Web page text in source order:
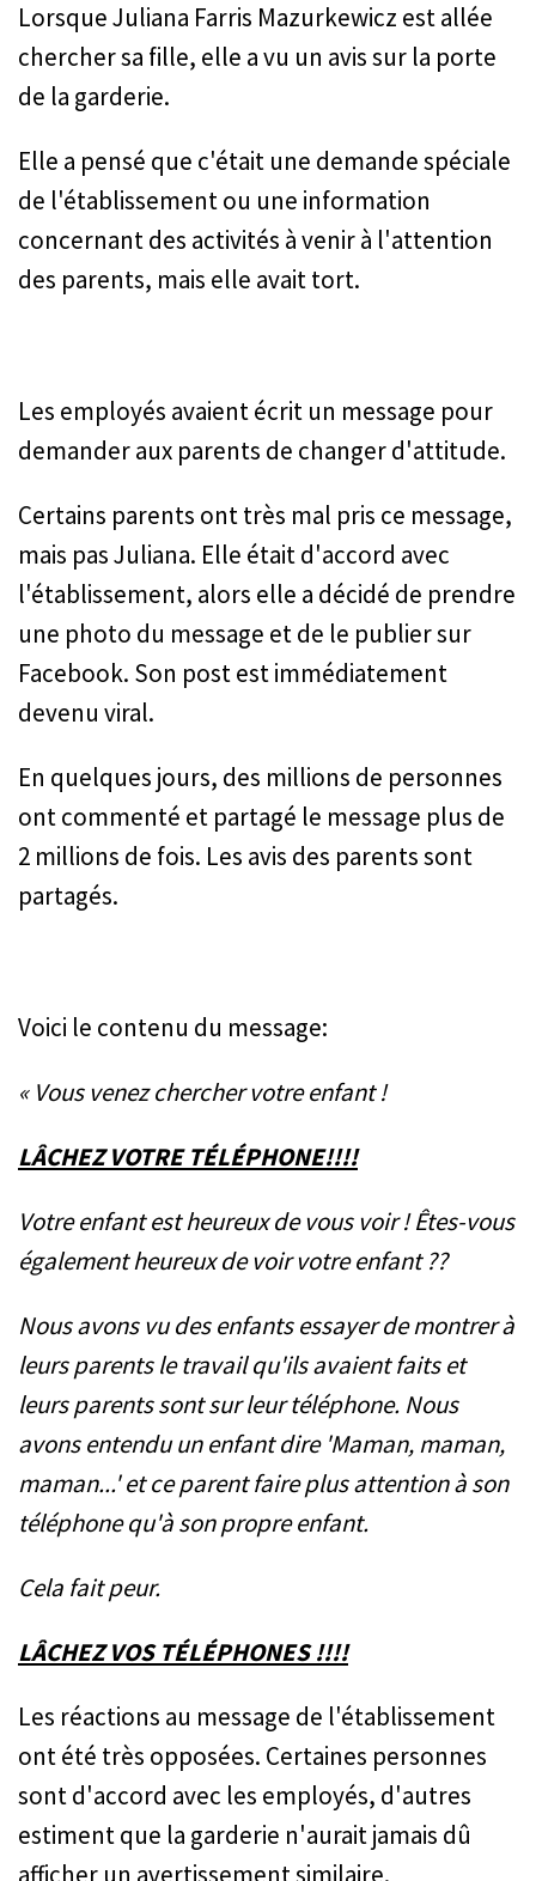
Lorsque Juliana Farris Mazurkewicz est allée
chercher sa fille, elle a vu un avis sur la porte
de la garderie.
Elle a pensé que c'était une demande spéciale
de l'établissement ou une information
concernant des activités à venir à l'attention
des parents, mais elle avait tort.
Les employés avaient écrit un message pour
demander aux parents de changer d'attitude.
Certains parents ont très mal pris ce message,
mais pas Juliana. Elle était d'accord avec
l'établissement, alors elle a décidé de prendre
une photo du message et de le publier sur
Facebook. Son post est immédiatement
devenu viral.
En quelques jours, des millions de personnes
ont commenté et partagé le message plus de
2 millions de fois. Les avis des parents sont
partagés.
Voici le contenu du message:
« Vous venez chercher votre enfant !
LÂCHEZ VOTRE TÉLÉPHONE!!!!
Votre enfant est heureux de vous voir ! Êtes-vous
également heureux de voir votre enfant ??
Nous avons vu des enfants essayer de montrer à
leurs parents le travail qu'ils avaient faits et
leurs parents sont sur leur téléphone. Nous
avons entendu un enfant dire 'Maman, maman,
maman...' et ce parent faire plus attention à son
téléphone qu'à son propre enfant.
Cela fait peur.
LÂCHEZ VOS TÉLÉPHONES !!!!
Les réactions au message de l'établissement
ont été très opposées. Certaines personnes
sont d'accord avec les employés, d'autres
estiment que la garderie n'aurait jamais dû